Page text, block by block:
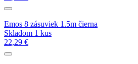
Emos 8 zásuviek 1.5m čierna
Skladom 1 kus
22,29 €